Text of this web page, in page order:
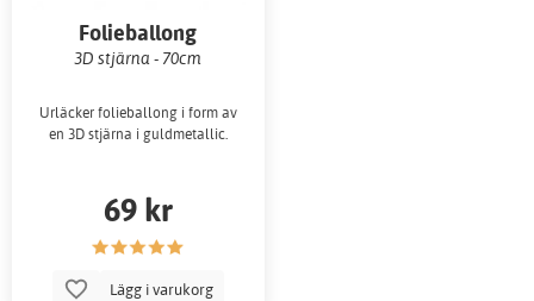
Folieballong
3D stjärna - 70cm
Urläcker folieballong i form av
en 3D stjärna i guldmetallic.
69 kr
Lägg i varukorg